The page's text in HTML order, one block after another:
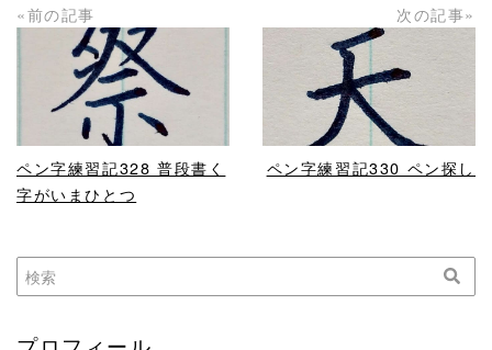
«前の記事
READ MORE
ペン字練習記328 普段書く
字がいまひとつ
次の記事»
READ MORE
ペン字練習記330 ペン探し